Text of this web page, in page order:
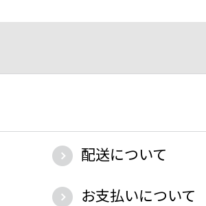
配送について
お支払いについて